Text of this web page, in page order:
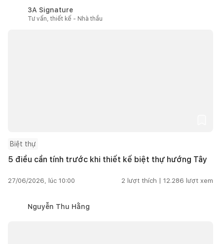
3A Signature
Tư vấn, thiết kế - Nhà thầu
Biệt thự
5 điều cần tính trước khi thiết kế biệt thự hướng Tây
27/06/2026, lúc 10:00 2 lượt thích | 12.286 lượt xem
Nguyễn Thu Hằng